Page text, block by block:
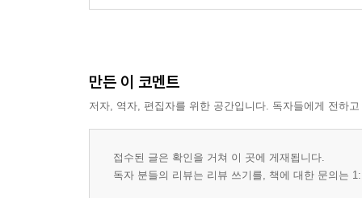
만든 이 코멘트
저자, 역자, 편집자를 위한 공간입니다. 독자들에게 전하
접수된 글은 확인을 거쳐 이 곳에 게재됩니다.
독자 분들의 리뷰는 리뷰 쓰기를, 책에 대한 문의는